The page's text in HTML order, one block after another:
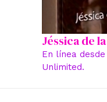
Jéssica de
En línea
Unlimited.